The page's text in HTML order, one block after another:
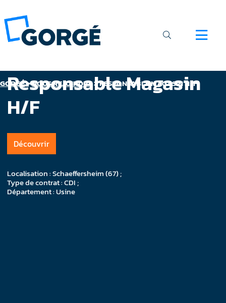
GORGÉ>NOUS REJOINDRE>RESPONSABLE MAGASIN H/F
Responsable Magasin
H/F
Découvrir
Localisation : Schaeffersheim (67) ;
Type de contrat : CDI ;
Département : Usine